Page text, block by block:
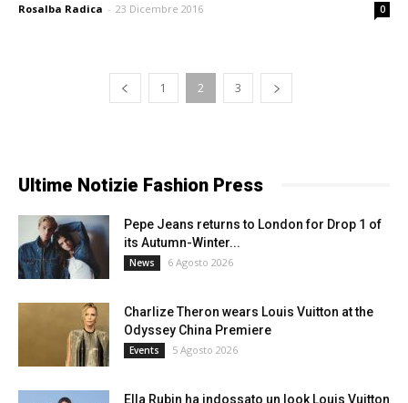
Rosalba Radica - 23 Dicembre 2016 0
1 2 3
Ultime Notizie Fashion Press
Pepe Jeans returns to London for Drop 1 of
its Autumn-Winter...
News 6 Agosto 2026
Charlize Theron wears Louis Vuitton at the
Odyssey China Premiere
Events 5 Agosto 2026
Ella Rubin ha indossato un look Louis Vuitton